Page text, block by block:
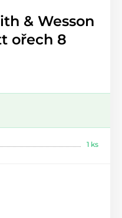
& Wesson
ořech 8
1 ks